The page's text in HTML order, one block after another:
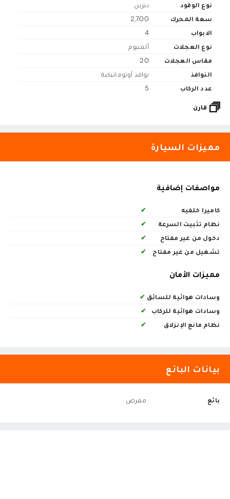
نوع الوقود
بنزين
سعة المحرك
2,700
الابواب
4
نوع العجلات
ألمنيوم
مقاس العجلات
20
النوافذ
نوافذ أوتوماتيكية
عدد الركاب
5
قارن
مميزات السيارة
مواصفات إضافية
كاميرا خلفيه
✔
نظام تثبيت السرعة
✔
دخول من غير مفتاح
✔
تشغيل من غير مفتاح
✔
مميزات الأمان
وسادات هوائية للسائق ✔
وسادات هوائية للركاب
✔
نظام مانع الإنزلاق
✔
بيانات البائع
بائع معرض